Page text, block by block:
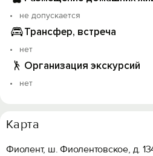
не допускается
Трансфер, встреча
нет
Организация экскурсий
нет
Карта
Фиолент, ш. Фиолентовское, д.